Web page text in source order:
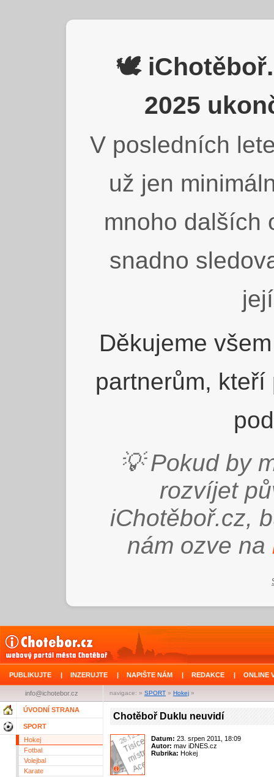
🕊️
2025
V posledních
už jen
mnoho dalších
snadno
Děkujeme
partnerům,
💡 Pokud by
rozvíjet
iChotěboř.cz,
nám ozve na
PUBLIKUJTE | INZERUJTE | NAPIŠTE NÁM | REDAKCE | ONLINE
navigace: » SPORT » Hokej »
info@ichotebor.cz
ÚVODNÍ STRANA
SPORT
Hokej
Fotbal
Volejbal
Karate
Chotěboř Duklu neuvidí
Datum: 23. srpen 2011, 18:09
Autor: mav iDNES.cz
Rubrika: Hokej